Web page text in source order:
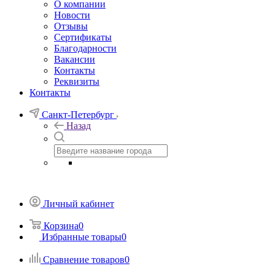
О компании
Новости
Отзывы
Сертификаты
Благодарности
Вакансии
Контакты
Реквизиты
Контакты
Санкт-Петербург
Назад
Личный кабинет
Корзина0
Избранные товары0
Сравнение товаров0